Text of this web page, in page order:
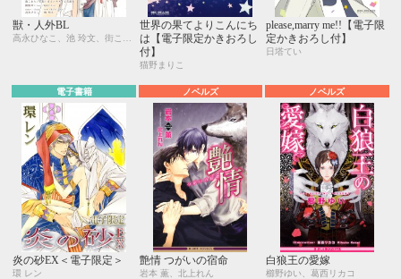
獣・人外BL
世界の果てよりこんにち
は【電子限定かきおろし
付】
猫野まりこ
please,marry me!!【電子限
定かきおろし付】
日塔てい
電子書籍
炎の砂EX＜電子限定＞
環 レン
ノベルズ
艶情 つがいの宿命
岩本 薫、北上れん
ノベルズ
白狼王の愛嫁
櫛野ゆい、葛西リカコ